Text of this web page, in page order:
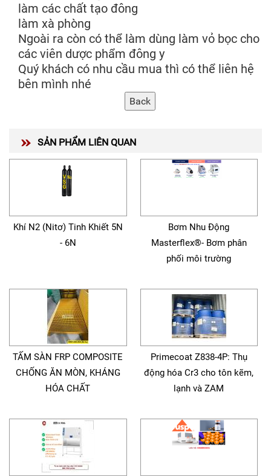
làm các chất tạo đông
làm xà phòng
Ngoài ra còn có thể làm dùng làm vỏ bọc cho
các viên dược phẩm đông y
Quý khách có nhu cầu mua thì có thể liên hệ
bên mình nhé
SẢN PHẨM LIÊN QUAN
Khí N2 (Nitơ) Tinh Khiết 5N
- 6N
Bơm Nhu Động
Masterflex®- Bơm phân
phối môi trường
TẤM SÀN FRP COMPOSITE
CHỐNG ĂN MÒN, KHÁNG
HÓA CHẤT
Primecoat Z838-4P: Thụ
động hóa Cr3 cho tôn kẽm,
lạnh và ZAM